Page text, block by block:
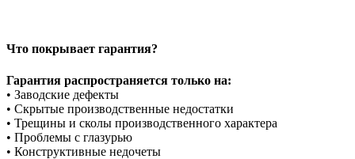
Что покрывает гарантия?
Гарантия распространяется только на:
• Заводские дефекты
• Скрытые производственные недостатки
• Трещины и сколы производственного характера
• Проблемы с глазурью
• Конструктивные недочеты